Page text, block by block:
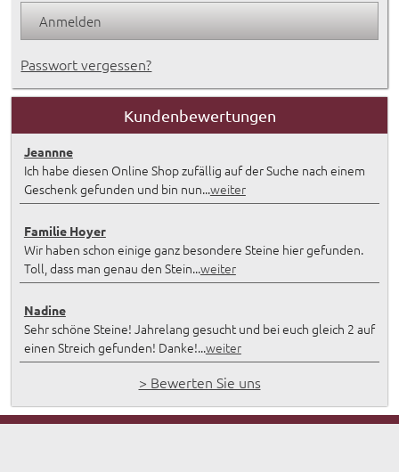
Passwort vergessen?
Kundenbewertungen
Jeannne
Ich habe diesen Online Shop zufällig auf der Suche nach einem
Geschenk gefunden und bin nun...weiter
Familie Hoyer
Wir haben schon einige ganz besondere Steine hier gefunden.
Toll, dass man genau den Stein...weiter
Nadine
Sehr schöne Steine! Jahrelang gesucht und bei euch gleich 2 auf
einen Streich gefunden! Danke!...weiter
> Bewerten Sie uns